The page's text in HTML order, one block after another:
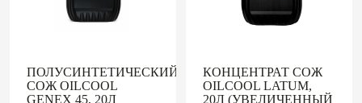
ПОЛУСИНТЕТИЧЕСКИЙ
СОЖ OILCOOL
GENEX 45, 20Л
КОНЦЕНТРАТ СОЖ
OILCOOL LATUM,
20Л (УВЕЛИЧЕННЫЙ